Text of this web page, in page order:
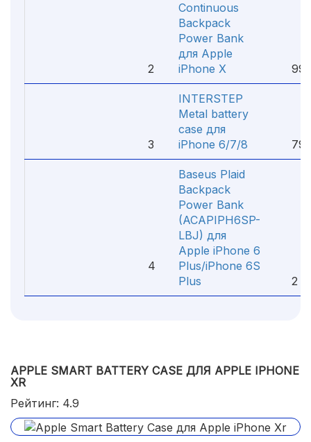
2
Continuous
Backpack
Power Bank
для Apple
iPhone X
3
INTERSTEP
Metal battery
case для
iPhone 6/7/8
4
Baseus Plaid
Backpack
Power Bank
(ACAPIPH6SP-
LBJ) для
Apple iPhone 6
Plus/iPhone 6S
Plus
2
APPLE SMART BATTERY CASE ДЛЯ APPLE IPHONE
XR
Рейтинг: 4.9